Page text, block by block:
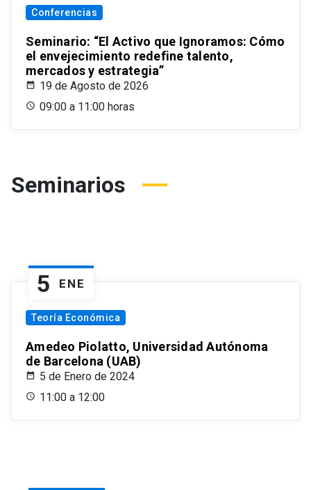
Conferencias
Seminario: “El Activo que Ignoramos: Cómo
el envejecimiento redefine talento,
mercados y estrategia”
19 de Agosto de 2026
09:00 a 11:00 horas
Seminarios
5 ENE
Teoría Económica
Amedeo Piolatto, Universidad Autónoma
de Barcelona (UAB)
5 de Enero de 2024
11:00 a 12:00